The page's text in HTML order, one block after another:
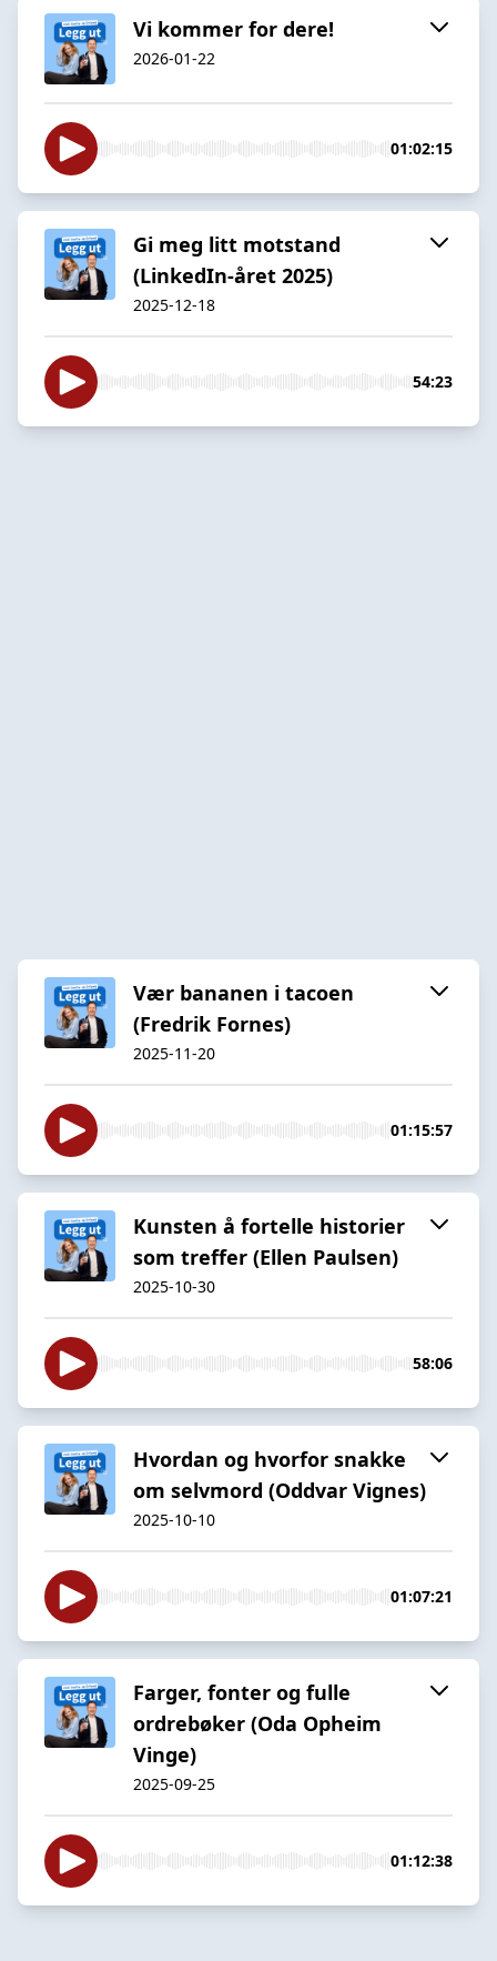
Vi kommer for dere!
2026-01-22
01:02:15
Gi meg litt motstand
(LinkedIn-året 2025)
2025-12-18
54:23
Vær bananen i tacoen
(Fredrik Fornes)
2025-11-20
01:15:57
Kunsten å fortelle historier
som treffer (Ellen Paulsen)
2025-10-30
58:06
Hvordan og hvorfor snakke
om selvmord (Oddvar Vignes)
2025-10-10
01:07:21
Farger, fonter og fulle
ordrebøker (Oda Opheim
Vinge)
2025-09-25
01:12:38